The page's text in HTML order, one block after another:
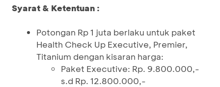
Syarat & Ketentuan :
Potongan Rp 1 juta berlaku untuk paket
Health Check Up Executive, Premier,
Titanium dengan kisaran harga:
Paket Executive: Rp. 9.800.000,-
s.d Rp. 12.800.000,-